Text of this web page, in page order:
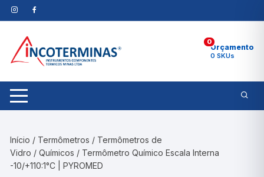
Pular
para
conteúdo
0
Orçamento
0 SKUs
Início / Termômetros / Termômetros de
Vidro /Químicos / Termômetro Químico Escala Interna
-10/+110:1°C | PYROMED